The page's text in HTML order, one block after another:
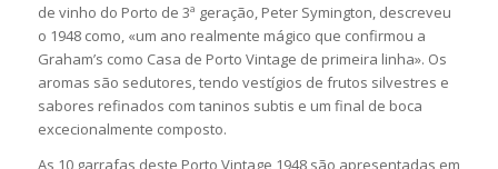
de vinho do Porto de 3ª geração, Peter Symington, descreveu
o 1948 como, «um ano realmente mágico que confirmou a
Graham’s como Casa de Porto Vintage de primeira linha». Os
aromas são sedutores, tendo vestígios de frutos silvestres e
sabores refinados com taninos subtis e um final de boca
excecionalmente composto.
As 10 garrafas deste Porto Vintage 1948 são apresentadas em